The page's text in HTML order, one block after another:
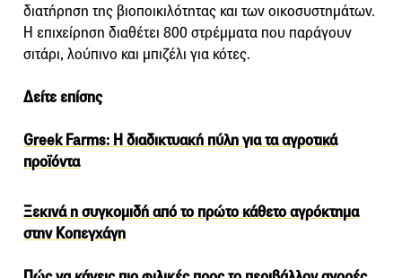
διατήρηση της βιοποικιλότητας και των οικοσυστημάτων.
Η επιχείρηση διαθέτει 800 στρέμματα που παράγουν
σιτάρι, λούπινο και μπιζέλι για κότες.
Δείτε επίσης
Greek Farms: Η διαδικτυακή πύλη για τα αγροτικά
προϊόντα
Ξεκινά η συγκομιδή από το πρώτο κάθετο αγρόκτημα
στην Κοπεγχάγη